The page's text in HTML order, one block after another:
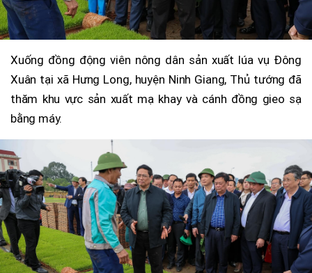
Xuống đồng động viên nông dân sản xuất lúa vụ Đông
Xuân tại xã Hưng Long, huyện Ninh Giang, Thủ tướng đã
thăm khu vực sản xuất mạ khay và cánh đồng gieo sạ
bằng máy.